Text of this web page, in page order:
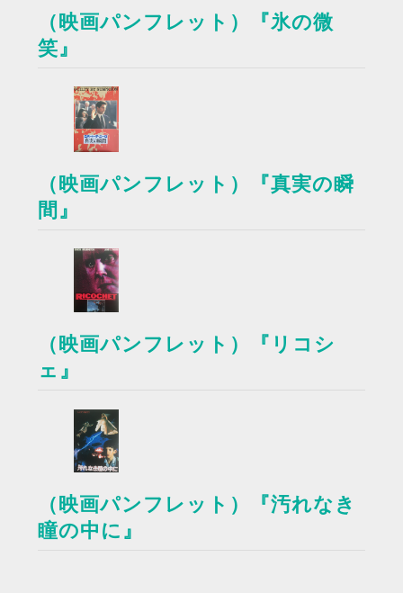
（映画パンフレット）『氷の微
笑』
（映画パンフレット）『真実の瞬
間』
（映画パンフレット）『リコシ
ェ』
（映画パンフレット）『汚れなき
瞳の中に』